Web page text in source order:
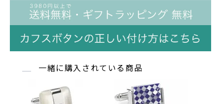
一緒に購入されている商品